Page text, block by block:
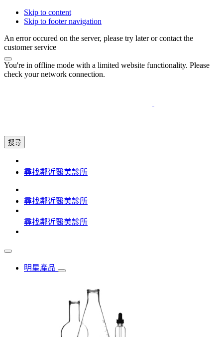
Skip to content
Skip to footer navigation
An error occured on the server, please try later or contact the
customer service
You're in offline mode with a limited website functionality. Please
check your network connection.
搜尋
尋找鄰近醫美診所
尋找鄰近醫美診所
尋找鄰近醫美診所
明星產品